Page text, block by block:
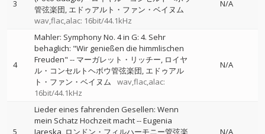
3
管弦楽団 エドゥアルト・ファン・ベイヌム
wav,flac,alac: 16bit/44.1kHz
N/A
4
Mahler: Symphony No. 4 in G: 4. Sehr
behaglich: "Wir genießen die himmlischen
Freuden" -- マーガレット・リッチー ロイヤ
ル・コンセルトヘボウ管弦楽団 エドゥアル
ト・ファン・ベイヌム
wav,flac,alac:
16bit/44.1kHz
N/A
5
Lieder eines fahrenden Gesellen: Wenn
mein Schatz Hochzeit macht--Eugenia
Jareska ロンドン・フィルハーモニー管弦楽
N/A